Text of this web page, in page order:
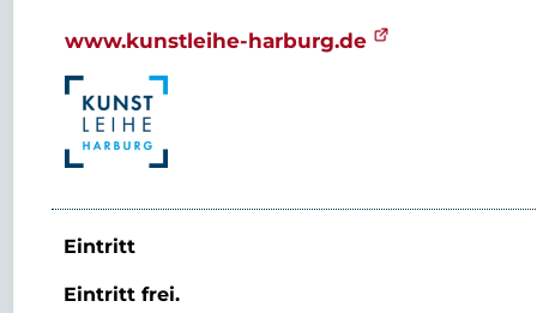
www.kunstleihe-harburg.de
Eintritt
Eintritt frei.